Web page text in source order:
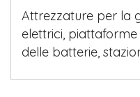
Attrezzature per la
elettrici,
delle batterie,